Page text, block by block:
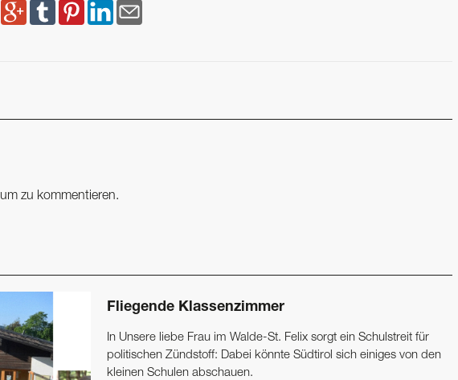
um zu kommentieren.
Fliegende Klassenzimmer
In Unsere liebe Frau im Walde-St. Felix sorgt ein Schulstreit für
politischen Zündstoff: Dabei könnte Südtirol sich einiges von den
kleinen Schulen abschauen.